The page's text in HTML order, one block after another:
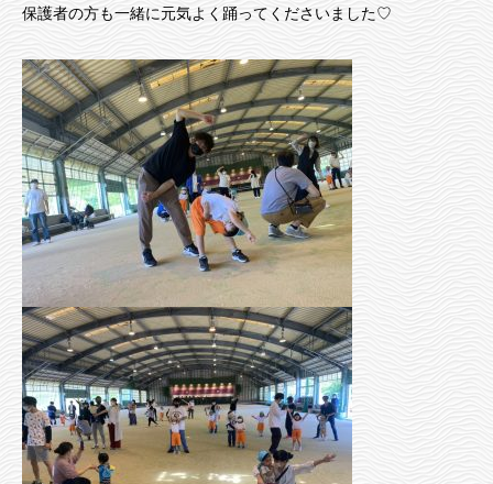
保護者の方も一緒に元気よく踊ってくださいました♡